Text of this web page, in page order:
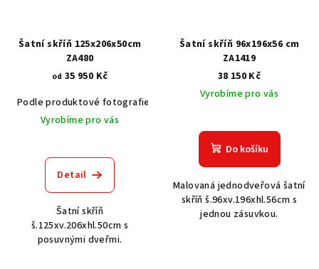
Šatní skříň 125x206x50cm
ZA480
od 35 950 Kč
Podle produktové fotografie
Akát vintage BT1551
Vyrobíme pro vás
Detail
Šatní skříň
š.125xv.206xhl.50cm s
posuvnými dveřmi.
Šatní skříň 96x196x56 cm
ZA1419
38 150 Kč
Vyrobíme pro vás
Do košíku
Malovaná jednodveřová šatní
skříň š.96xv.196xhl.56cm s
jednou zásuvkou.